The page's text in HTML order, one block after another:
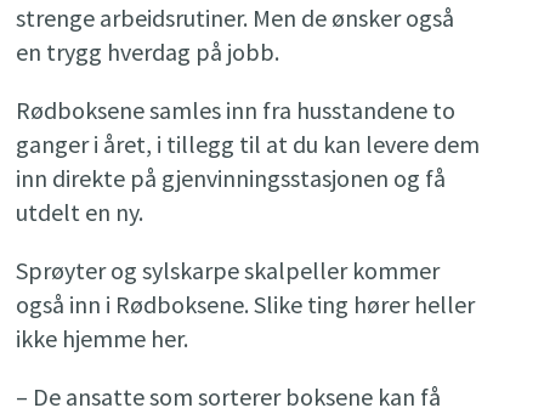
strenge arbeidsrutiner. Men de ønsker også
en trygg hverdag på jobb.
Rødboksene samles inn fra husstandene to
ganger i året, i tillegg til at du kan levere dem
inn direkte på gjenvinningsstasjonen og få
utdelt en ny.
Sprøyter og sylskarpe skalpeller kommer
også inn i Rødboksene. Slike ting hører heller
ikke hjemme her.
– De ansatte som sorterer boksene kan få